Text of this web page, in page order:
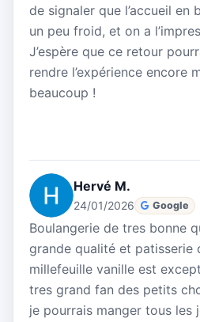
de signaler que l’accueil
un peu froid, et on a
J’espère que ce retour
rendre l’expérience encore
beaucoup !
Hervé M.
24/01/2026 Google
Boulangerie de tres bonne
grande qualité et patisserie
millefeuille vanille est
tres grand fan des petits
je pourrais manger tous les